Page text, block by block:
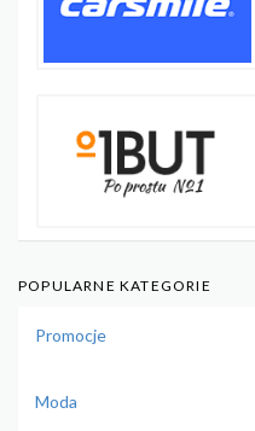
POPULARNE KATEGORIE
Promocje
Moda